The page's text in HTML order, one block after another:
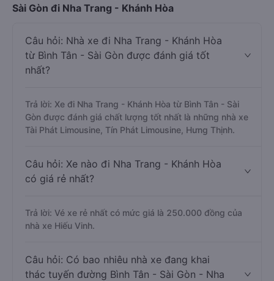
Sài Gòn đi Nha Trang - Khánh Hòa
Câu hỏi: Nhà xe đi Nha Trang - Khánh Hòa
từ Bình Tân - Sài Gòn được đánh giá tốt
nhất?
Trả lời: Xe đi Nha Trang - Khánh Hòa từ Bình Tân - Sài
Gòn được đánh giá chất lượng tốt nhất là những nhà xe
Tài Phát Limousine, Tín Phát Limousine, Hưng Thịnh.
Câu hỏi: Xe nào đi Nha Trang - Khánh Hòa
có giá rẻ nhất?
Trả lời: Vé xe rẻ nhất có mức giá là 250.000 đồng của
nhà xe Hiếu Vinh.
Câu hỏi: Có bao nhiêu nhà xe đang khai
thác tuyến đường Bình Tân - Sài Gòn - Nha